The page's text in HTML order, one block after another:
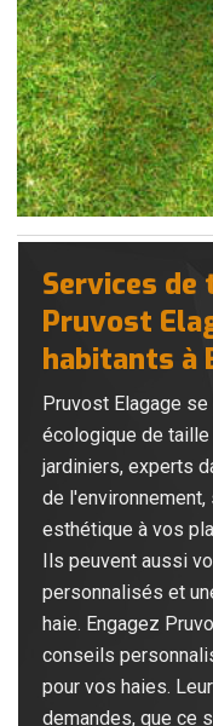
Services de
Pruvost
habitants à
Pruvost Elagage
écologique de taille
jardiniers, experts
de
esthétique à vos
Ils peuvent aussi
personnalisés et
haie. Engagez
conseils
pour vos haies.
demandes, que ce